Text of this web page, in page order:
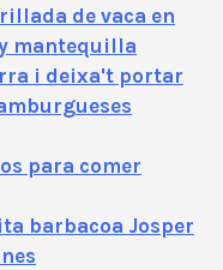
de vaca en
mantequilla
i deixa't portar
para comer
barbacoa Josper